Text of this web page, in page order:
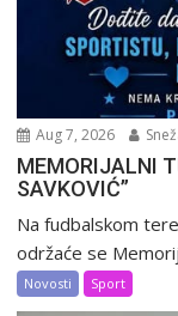
Aug 7, 2026
MEMORIJALNI
SAVKOVIĆ”
Na fudbalskom
održaće se
Novosti Sport